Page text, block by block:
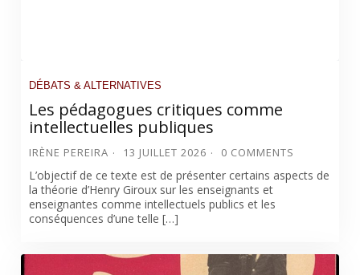
DÉBATS & ALTERNATIVES
Les pédagogues critiques comme
intellectuelles publiques
IRÈNE PEREIRA 13 JUILLET 2026 0 COMMENTS
L’objectif de ce texte est de présenter certains aspects de
la théorie d’Henry Giroux sur les enseignants et
enseignantes comme intellectuels publics et les
conséquences d’une telle […]